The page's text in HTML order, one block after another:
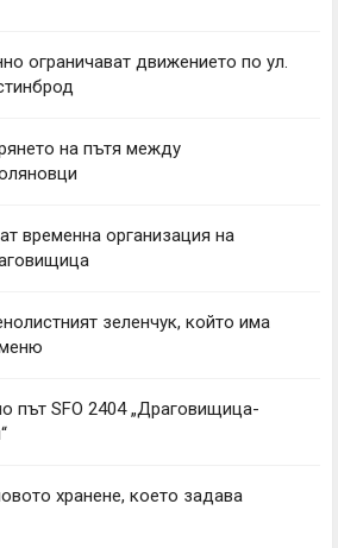
ограничават движението по ул.
на пътя между
временна организация на
зеленчук, който има
път SFO 2404 „Драговищица-
хранене, което задава